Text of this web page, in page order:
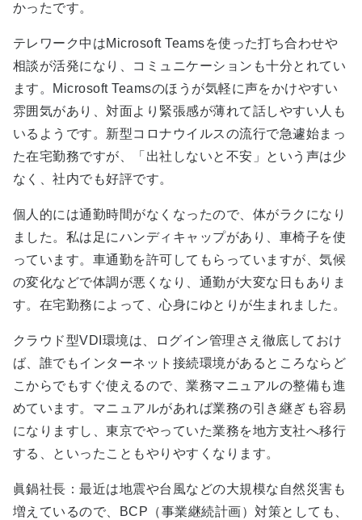
かったです。
テレワーク中はMicrosoft Teamsを使った打ち合わせや
相談が活発になり、コミュニケーションも十分とれてい
ます。Microsoft Teamsのほうが気軽に声をかけやすい
雰囲気があり、対面より緊張感が薄れて話しやすい人も
いるようです。新型コロナウイルスの流行で急遽始まっ
た在宅勤務ですが、「出社しないと不安」という声は少
なく、社内でも好評です。
個人的には通勤時間がなくなったので、体がラクになり
ました。私は足にハンディキャップがあり、車椅子を使
っています。車通勤を許可してもらっていますが、気候
の変化などで体調が悪くなり、通勤が大変な日もありま
す。在宅勤務によって、心身にゆとりが生まれました。
クラウド型VDI環境は、ログイン管理さえ徹底しておけ
ば、誰でもインターネット接続環境があるところならど
こからでもすぐ使えるので、業務マニュアルの整備も進
めています。マニュアルがあれば業務の引き継ぎも容易
になりますし、東京でやっていた業務を地方支社へ移行
する、といったこともやりやすくなります。
眞鍋社長：最近は地震や台風などの大規模な自然災害も
増えているので、BCP（事業継続計画）対策としても、